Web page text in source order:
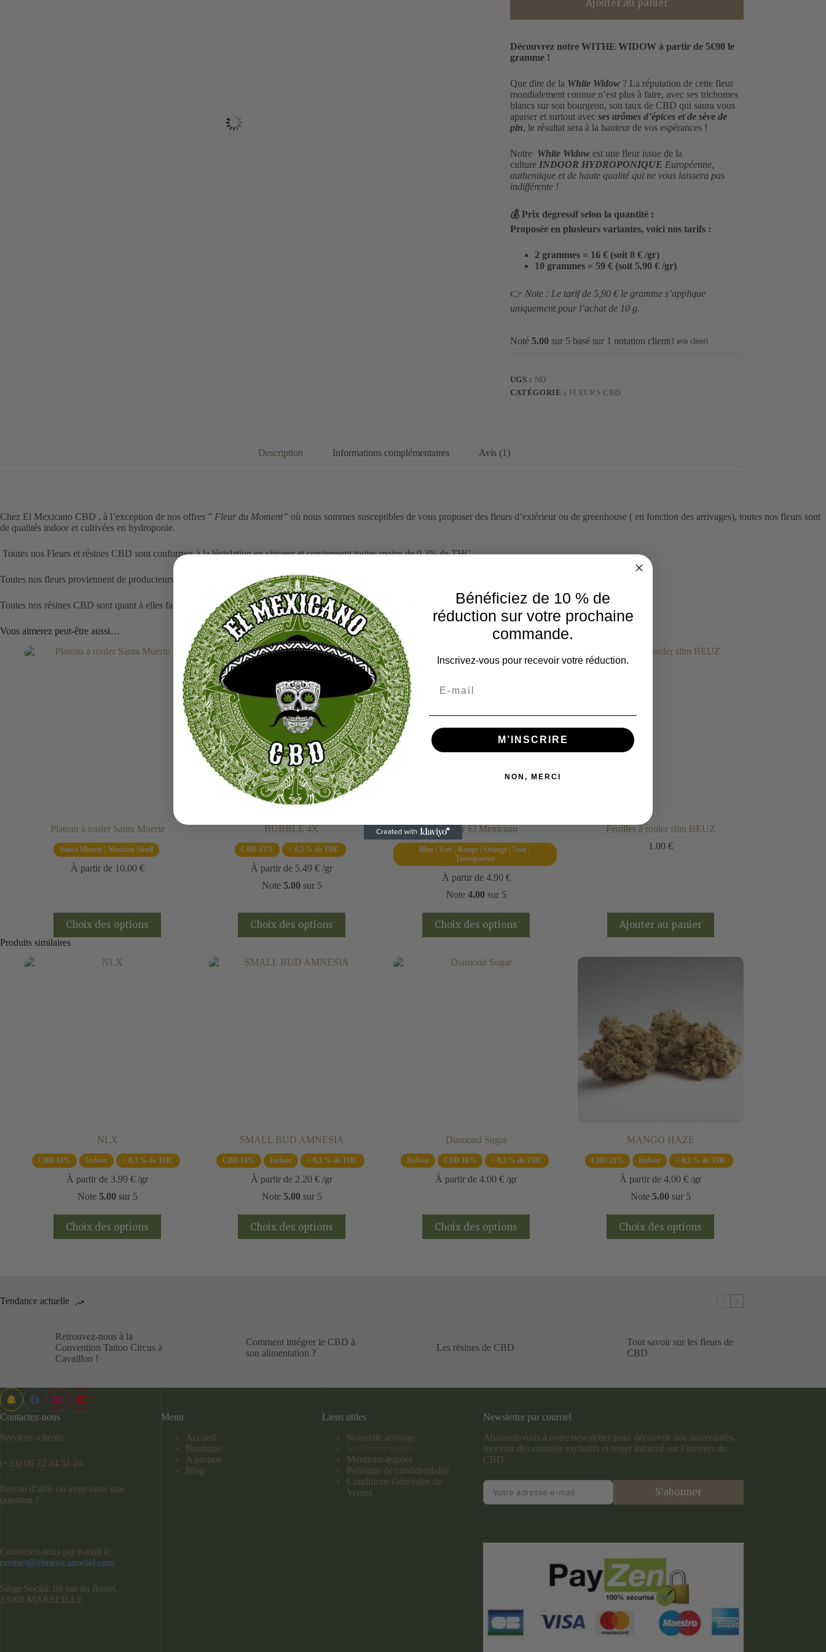
Ajouter au panier
Découvrez notre WITHE WIDOW à partir de 5€90 le
gramme !
Que dire de la White Widow? La réputation de cette fleur
mondialement connue n’est plus à faire, avec ses trichomes
blancs sur son bourgeon, son taux de CBD qui saura vous
apaiser et surtout avec ses arômes d’épices et de sève de
pin, le résultat sera à la hauteur de vos espérances !
Notre White Widow est une fleur issue de la
culture INDOOR HYDROPONIQUE Européenne,
authentique et de haute qualité qui ne vous laissera pas
indifférente !
💰 Prix dégressif selon la quantité :
Proposée en plusieurs variantes, voici nos tarifs :
2 grammes = 16 € (soit 8 € /gr)
10 grammes = 59 € (soit 5,90 € /gr)
👉 Note : Le tarif de 5,90 € le gramme s’applique
uniquement pour l’achat de 10 g.
Noté 5.00sur 5 basé sur 1 notation client(1 avis client)
UGS : ND
CATÉGORIE : FLEURS CBD
Description Informations complémentaires Avis (1)
Chez El Mexicano CBD , à l’exception de nos offres ” Fleur du Moment” où nous sommes susceptibles de vous proposer des fleurs d’extérieur ou de greenhouse ( en fonction des arrivages), toutes nos fleurs sont
de qualités indoor et cultivées en hydroponie.
Toutes nos Fleurs et résines CBD sont conformes à la législation en vigueur et contiennent toutes moins de 0,3% de THC.
Toutes nos fleurs proviennent de producteurs Européens qui cultivent uniquement des variétés de chanvres autorisées et provenant du catalogue Européen.
Toutes nos résines CBD sont quant à elles fabriquées à 100% en France en laboratoire répondants aux exigences de la norme ISO 22000.
Vous aimerez peut-être aussi…
Plateau à rouler Santa Muerte
Santa Muerte | Mexican Skull
À partir de 10.00 €
Choix des options
produit
a
variations.
BUBBLE 4X
CBD 43% < 0,3 % de THC
À partir de 5.49€ /gr
Note 5.00sur 5
Choix des options
produit
a
variations.
Grinder El Mexicano
Bleu | Vert | Rouge | Orange | Noir |
Transparent
À partir de 4.90 €
Note 4.00sur 5
Choix des options
produit
a
variations.
Feuilles à rouler slim BEUZ
1.00 €
Ajouter au panier
Produits similaires
NLX
CBD 18% Indoor < 0,3 % de THC
À partir de 3.99€ /gr
Note 5.00sur 5
Choix des options
produit
a
la
page
SMALL BUD AMNESIA
CBD 10% Indoor < 0,3 % de THC
À partir de 2.20€ /gr
Note 5.00sur 5
Choix des options
produit
a
la
page
Diamond Sugar
Indoor CBD 16% < 0,3 % de THC
À partir de4.00€ /gr
Choix des options
produit
a
page
MANGO HAZE
CBD 21% Indoor < 0,3 % de THC
À partir de4.00€ /gr
Note 5.00sur 5
Choix des options
produit
a
la
Tendance actuelle
Retrouvez-nous à la
Convention Tattoo Circus à
Cavaillon !
Comment intégrer le CBD à
son alimentation ?
Les résines de CBD
Tout savoir sur les fleurs de
CBD
Contactez-nous
Services -clients:
(+33) 06 22 24 51 24
Besoin d’aide ou avez-vous une
question ?
Contactez-nous par e-mail à:
contact@elmexicanocbd.com
Siège Social: 69 rue du Rouet,
13008 MARSEILLE
Menu
Accueil
Boutique
A propos
Blog
Liens utiles
Nouvelle arrivage
Mentions-legales
Politique de confidentialité
Conditions Générales de
Ventes
Newsletter par courriel
Abonnez-vous à notre newsletter pour découvrir nos nouveautés,
recevoir des conseils exclusifs et rester informé sur l’univers du
CBD.
S'abonner
Bénéficiez de 10 % de
réduction sur votre prochaine
commande.
Inscrivez-vous pour recevoir votre réduction.
M’INSCRIRE
NON, MERCI